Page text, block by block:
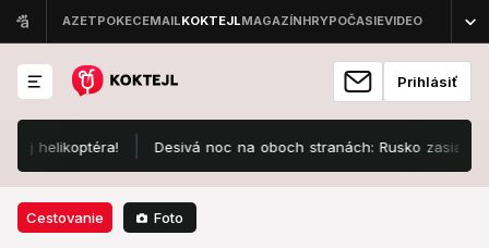
Prihlásiť
Desivá noc na oboch stranách: Rusko zasiahlo
Cestovanie Foto
Cestovanie 17. júl. 2025 o 17:17